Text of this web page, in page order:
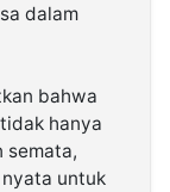
dalam
bahwa
hanya
semata,
nyata untuk